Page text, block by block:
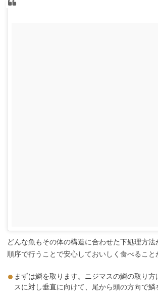
どんな魚もその体の構造に合わせた下処理方
順序で行うことで安心しておいしく食べること
まずは鱗を取ります。ニジマスの鱗の取り
スに対し垂直に向けて、尾から頭の方向で鱗